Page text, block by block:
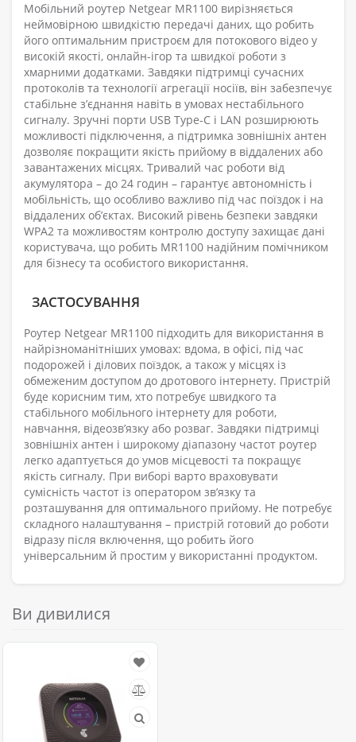
Мобільний роутер Netgear MR1100 вирізняється
неймовірною швидкістю передачі даних, що робить
його оптимальним пристроєм для потокового відео у
високій якості, онлайн-ігор та швидкої роботи з
хмарними додатками. Завдяки підтримці сучасних
протоколів та технології агрегації носіїв, він забезпечує
стабільне з’єднання навіть в умовах нестабільного
сигналу. Зручні порти USB Type-C і LAN розширюють
можливості підключення, а підтримка зовнішніх антен
дозволяє покращити якість прийому в віддалених або
завантажених місцях. Тривалий час роботи від
акумулятора – до 24 годин – гарантує автономність і
мобільність, що особливо важливо під час поїздок і на
віддалених об’єктах. Високий рівень безпеки завдяки
WPA2 та можливостям контролю доступу захищає дані
користувача, що робить MR1100 надійним помічником
для бізнесу та особистого використання.
ЗАСТОСУВАННЯ
Роутер Netgear MR1100 підходить для використання в
найрізноманітніших умовах: вдома, в офісі, під час
подорожей і ділових поїздок, а також у місцях із
обмеженим доступом до дротового інтернету. Пристрій
буде корисним тим, хто потребує швидкого та
стабільного мобільного інтернету для роботи,
навчання, відеозв’язку або розваг. Завдяки підтримці
зовнішніх антен і широкому діапазону частот роутер
легко адаптується до умов місцевості та покращує
якість сигналу. При виборі варто враховувати
сумісність частот із оператором зв’язку та
розташування для оптимального прийому. Не потребує
складного налаштування – пристрій готовий до роботи
відразу після включення, що робить його
універсальним й простим у використанні продуктом.
Ви дивилися